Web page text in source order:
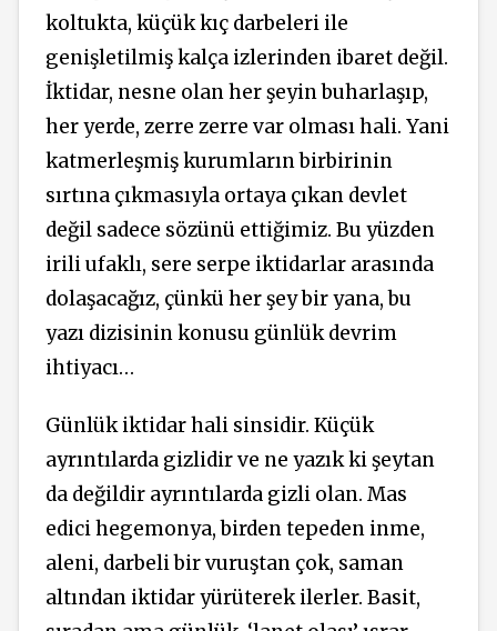
koltukta, küçük kıç darbeleri ile
genişletilmiş kalça izlerinden ibaret değil.
İktidar, nesne olan her şeyin buharlaşıp,
her yerde, zerre zerre var olması hali. Yani
katmerleşmiş kurumların birbirinin
sırtına çıkmasıyla ortaya çıkan devlet
değil sadece sözünü ettiğimiz. Bu yüzden
irili ufaklı, sere serpe iktidarlar arasında
dolaşacağız, çünkü her şey bir yana, bu
yazı dizisinin konusu günlük devrim
ihtiyacı…
Günlük iktidar hali sinsidir. Küçük
ayrıntılarda gizlidir ve ne yazık ki şeytan
da değildir ayrıntılarda gizli olan. Mas
edici hegemonya, birden tepeden inme,
aleni, darbeli bir vuruştan çok, saman
altından iktidar yürüterek ilerler. Basit,